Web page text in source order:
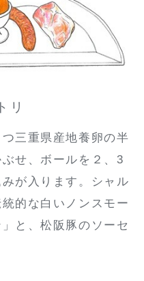
リ
三重県産地養卵の半
せ、ボールを２、3
が入ります。シャル
的な白いノンスモー
と、松阪豚のソーセ